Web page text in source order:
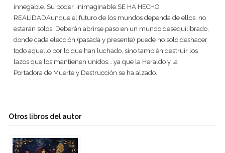
innegable. Su poder, inimaginable.SE HA HECHO
REALIDADAunque el futuro de los mundos dependa de ellos, no
estarán solos. Deberán abrirse paso en un mundo desequilibrado,
donde cada elección (pasada y presente) puede no solo deshacer
todo aquello por lo que han luchado, sino también destruir los
lazos que los mantienen unidos....ya que la Heraldo y la
Portadora de Muerte y Destrucción se ha alzado.
Otros libros del autor